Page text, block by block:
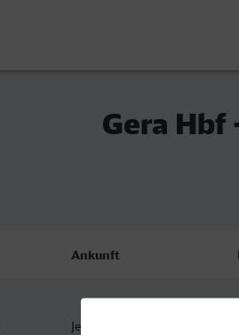
Gera Hbf
Ankunft
Jena Paradies